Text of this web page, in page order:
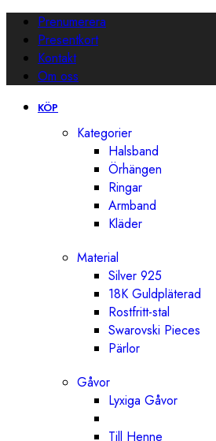
Prenumerera
Presentkort
Kontakt
Om oss
KÖP
Kategorier
Halsband
Örhängen
Ringar
Armband
Kläder
Material
Silver 925
18K Guldpläterad
Rostfritt-stal
Swarovski Pieces
Pärlor
Gåvor
Lyxiga Gåvor
Till Henne